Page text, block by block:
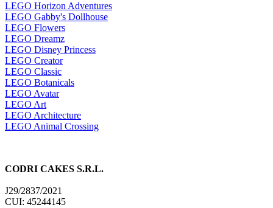
LEGO Horizon Adventures
LEGO Gabby's Dollhouse
LEGO Flowers
LEGO Dreamz
LEGO Disney Princess
LEGO Creator
LEGO Classic
LEGO Botanicals
LEGO Avatar
LEGO Art
LEGO Architecture
LEGO Animal Crossing
CODRI CAKES S.R.L.
J29/2837/2021
CUI: 45244145